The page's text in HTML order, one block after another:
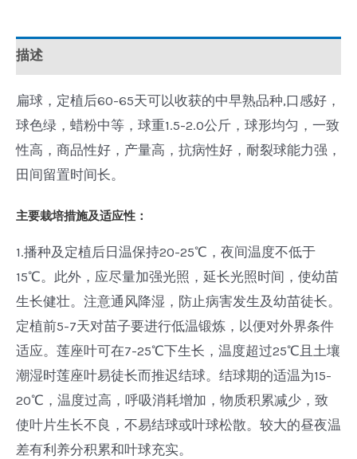
描述
扁球，定植后60-65天可以收获的中早熟品种,口感好，
球色绿，蜡粉中等，球重1.5-2.0公斤，球形均匀，一致
性高，商品性好，产量高，抗病性好，耐裂球能力强，
田间留置时间长。
主要栽培措施及适应性：
1.播种及定植后日温保持20-25℃，夜间温度不低于
15℃。此外，应尽量加强光照，延长光照时间，使幼苗
生长健壮。注意通风降湿，防止病害发生及幼苗徒长。
定植前5-7天对苗子要进行低温锻炼，以便对外界条件
适应。莲座叶可在7-25℃下生长，温度超过25℃且土壤
潮湿时莲座叶易徒长而推迟结球。结球期的适温为15-
20℃，温度过高，呼吸消耗增加，物质积累减少，致
使叶片生长不良，不易结球或叶球松散。较大的昼夜温
差有利养分积累和叶球充实。